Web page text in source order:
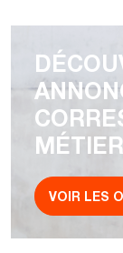
MÉTIER
VOIR LES